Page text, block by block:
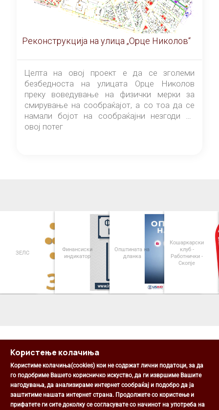
Реконструкција на улица „Орце Николов“
Целта на овој проект е да се зголеми
безбедноста на улицата Орце Николов
преку воведување на физички мерки за
смирување на сообраќајот, а со тоа да се
намали бојот на сообраќајни незгоди на
овој потег
ЗЕЛС
Финансиски
индикатор
Општината на
дланка
Кошаркарски
клуб -
Работнички -
Скопје
Општина Центар
Михаил Цоков бр. 1, Скопје
Користење колачиња
Користиме колачиња(cookies) кои не содржат лични податоци, за да
го подобриме Вашето корисничко искуство, да ги извршиме Вашите
нагодувања, да анализираме интернет сообраќај и подобро да ја
заштитиме нашата интернет страна. Продолжете со користење и
прифатете ги сите доколку се согласувате со начинот на употреба на